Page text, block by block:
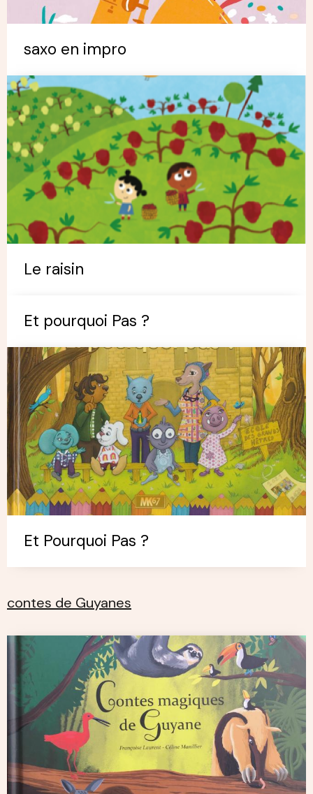
saxo en impro
Le raisin
Et pourquoi Pas ?
Et Pourquoi Pas ?
contes de Guyanes